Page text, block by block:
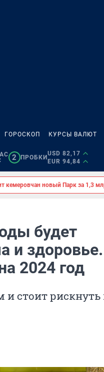
ГОРОСКОП КУРСЫ ВАЛЮТ
2 ПРОБКИ
USD 82,17
EUR 94,84
кемеровчан новый Парк за 1,3
будет
и
2024 год
стоит рискнуть